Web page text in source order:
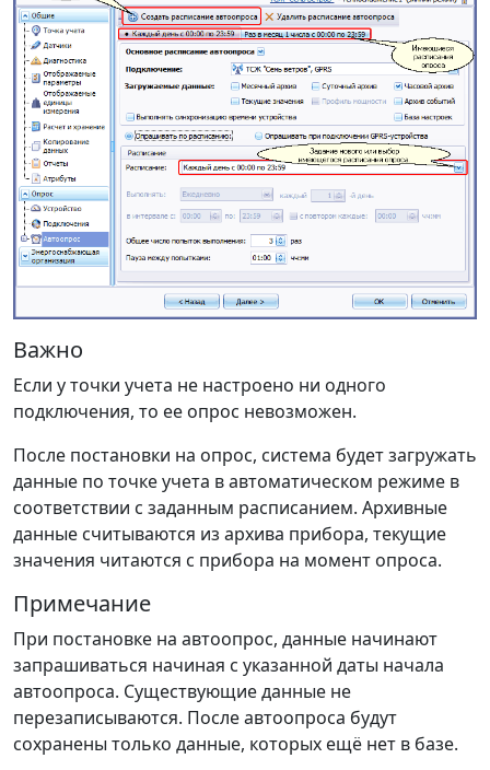
Важно
Если у точки учета не настроено ни одного
подключения, то ее опрос невозможен.
После постановки на опрос, система будет загружать
данные по точке учета в автоматическом режиме в
соответствии с заданным расписанием. Архивные
данные считываются из архива прибора, текущие
значения читаются с прибора на момент опроса.
Примечание
При постановке на автоопрос, данные начинают
запрашиваться начиная с указанной даты начала
автоопроса. Существующие данные не
перезаписываются. После автоопроса будут
сохранены только данные, которых ещё нет в базе.